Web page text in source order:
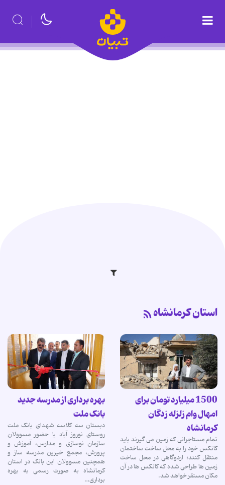
استان کرمانشاه
1500 میلیارد تومان برای
امهال وام زلزله زدگان
کرمانشاه
تمام مستاجرانی که زمین می گیرند باید
کانکس خود را به محل ساخت ساختمان
منتقل کنند؛ اردوگاهی در محل ساخت
زمین ها طراحی شده که کانکس ها در آن
‌مکان مستقر خواهد شد.
بهره برداری از مدرسه جدید
بانک ملت
دبستان سه کلاسه شهدای بانک ملت
روستای نوروز آباد با حضور مسوولان
سازمان نوسازی و مدارس، آموزش و
پرورش، مجمع خیرین مدرسه ساز و
همچنین مسوولان این بانک در استان
کرمانشاه به صورت رسمی به بهره
برداری…